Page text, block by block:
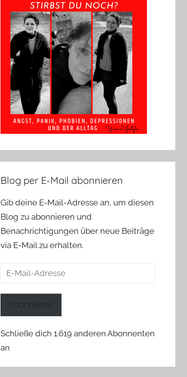
Blog per E-Mail abonnieren
Gib deine E-Mail-Adresse an, um diesen
Blog zu abonnieren und
Benachrichtigungen über neue Beiträge
via E-Mail zu erhalten.
E-
Abonnieren
Schließe dich 1.619 anderen Abonnenten
an